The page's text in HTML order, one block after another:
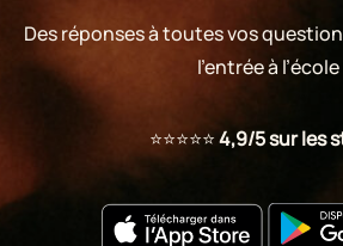
Des réponses à toutes vos
l’entrée à l’école
⭐⭐⭐⭐⭐4,9/5 sur les